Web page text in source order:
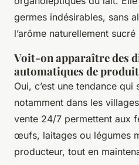
germes indésirables, sans
l’arôme naturellement
Voit-on apparaître des
automatiques de
Oui, c’est une tendance qui
notamment dans les
vente 24/7 permettent aux
œufs, laitages ou légumes
producteur, tout en